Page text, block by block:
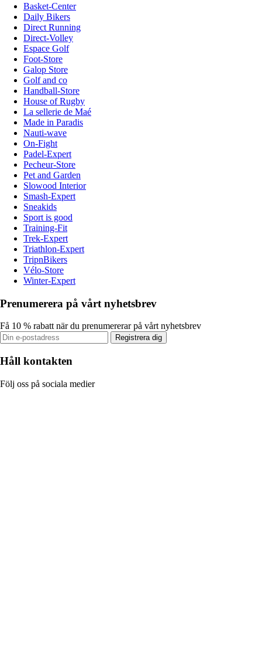
Basket-Center
Daily Bikers
Direct Running
Direct-Volley
Espace Golf
Foot-Store
Galop Store
Golf and co
Handball-Store
House of Rugby
La sellerie de Maé
Made in Paradis
Nauti-wave
On-Fight
Padel-Expert
Pecheur-Store
Pet and Garden
Slowood Interior
Smash-Expert
Sneakids
Sport is good
Training-Fit
Trek-Expert
Triathlon-Expert
TripnBikers
Vélo-Store
Winter-Expert
Prenumerera på vårt nyhetsbrev
Få 10 % rabatt när du prenumererar på vårt nyhetsbrev
Registrera dig
Håll kontakten
Följ oss på sociala medier